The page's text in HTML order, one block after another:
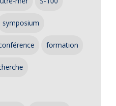
symposium
formation